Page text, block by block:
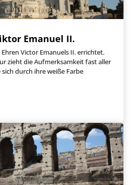
Emanuel II.
Victor Emanuels II. errichtet.
zieht die Aufmerksamkeit fast aller
sich durch ihre weiße Farbe